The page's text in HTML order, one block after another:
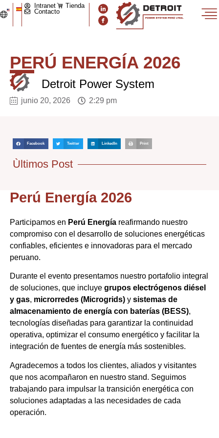
Intranet
Tienda
Contacto
PERÚ ENERGÍA 2026
Detroit Power System
junio 20, 2026 2:29 pm
Ùltimos Post
Facebook Twitter LinkedIn Print
Perú Energía 2026
Participamos en Perú Energía reafirmando nuestro
compromiso con el desarrollo de soluciones energéticas
confiables, eficientes e innovadoras para el mercado
peruano.
Durante el evento presentamos nuestro portafolio integral
de soluciones, que incluye grupos electrógenos diésel
y gas, microrredes (Microgrids) y sistemas de
almacenamiento de energía con baterías (BESS),
tecnologías diseñadas para garantizar la continuidad
operativa, optimizar el consumo energético y facilitar la
integración de fuentes de energía más sostenibles.
Agradecemos a todos los clientes, aliados y visitantes
que nos acompañaron en nuestro stand. Seguimos
trabajando para impulsar la transición energética con
soluciones adaptadas a las necesidades de cada
operación.